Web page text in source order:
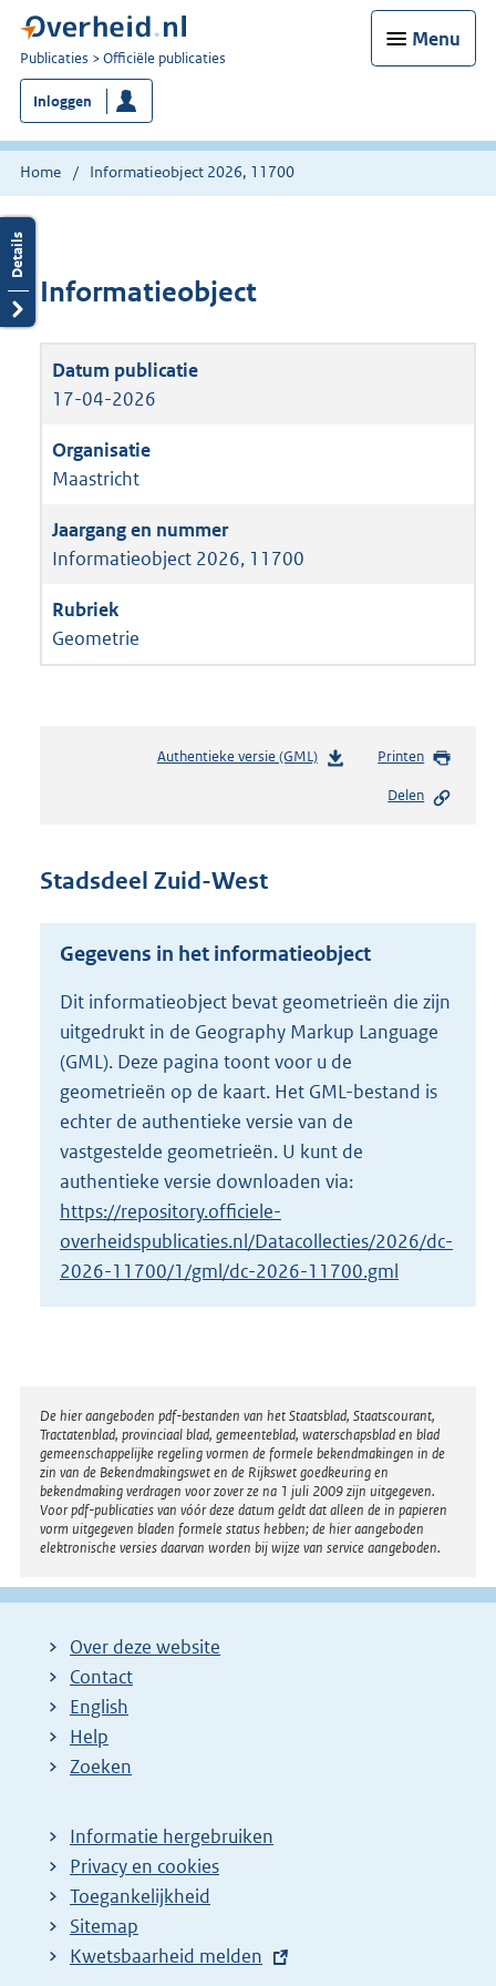
Menu
U
bent
nu
hier:
Publicaties Officiële publicaties
Inloggen
Home Informatieobject 2026, 11700
Informatieobject
17-04-2026
Maastricht
Informatieobject 2026, 11700
Geometrie
Authentieke versie (GML)b
s
r
o
t
t
e
1
5
K
Printen
Delen
Stadsdeel Zuid-West
Gegevens in het informatieobject
Dit informatieobject bevat geometrieën die zijn
uitgedrukt in de Geography Markup Language
(GML). Deze pagina toont voor u de
geometrieën op de kaart. Het GML-bestand is
echter de authentieke versie van de
vastgestelde geometrieën. U kunt de
authentieke versie downloaden via:
https://repository.officiele-
overheidspublicaties.nl/Datacollecties/2026/dc-
2026-11700/1/gml/dc-2026-11700.gml
Disclaimer
De hier aangeboden pdf-bestanden van het Staatsblad, Staatscourant,
Tractatenblad, provinciaal blad, gemeenteblad, waterschapsblad en blad
gemeenschappelijke regeling vormen de formele bekendmakingen in de
zin van de Bekendmakingswet en de Rijkswet goedkeuring en
bekendmaking verdragen voor zover ze na 1 juli 2009 zijn uitgegeven.
Voor pdf-publicaties van vóór deze datum geldt dat alleen de in papieren
vorm uitgegeven bladen formele status hebben; de hier aangeboden
elektronische versies daarvan worden bij wijze van service aangeboden.
Over deze website
Contact
English
Help
Zoeken
Informatie hergebruiken
Privacy en cookies
Toegankelijkheid
Sitemap
E
Kwetsbaarheid melden